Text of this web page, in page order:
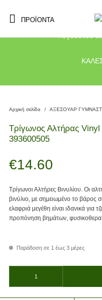
Το κατάστημα μας θα
Αυγούστου
ΠΡΟΪΌΝΤΑ
Αρχική σελίδα / ΑΞΕΣΟΥΑΡ
Τρίγωνος Αλτήρας
393600505
€14.60
Τρίγωνοι Αλτήρες Βινυλίου. Οι
βινύλιο, με σημειωμένο το βάρος
ελαφριά μεγέθη είναι ιδανικά για
προπόνηση βημάτων,
Παράδοση σε 1 έως 3 μέρες